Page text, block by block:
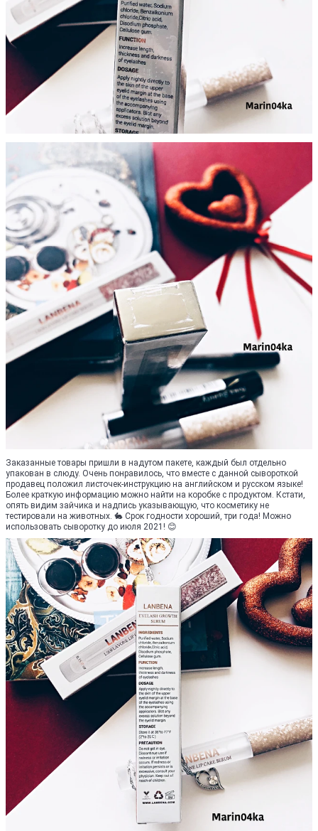
Заказанные товары пришли в надутом пакете, каждый был отдельно
упакован в слюду. Очень понравилось, что вместе с данной сывороткой
продавец положил листочек-инструкцию на английском и русском языке!
Более краткую информацию можно найти на коробке с продуктом. Кстати,
опять видим зайчика и надпись указывающую, что косметику не
тестировали на животных. 🐇 Срок годности хороший, три года! Можно
использовать сыворотку до июля 2021! 😊